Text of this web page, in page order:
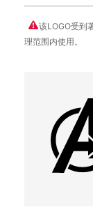
该LOGO受到
理范围内使用。